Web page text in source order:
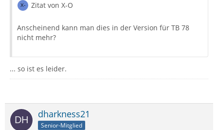
Zitat von X-O
Anscheinend kann man dies in der Version für TB 78
nicht mehr?
... so ist es leider.
dharkness21
Senior-Mitglied